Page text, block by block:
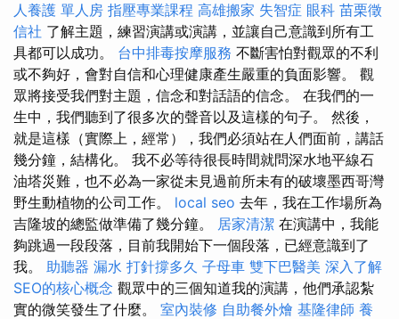
人養護 單人房 指壓專業課程 高雄搬家 失智症 眼科 苗栗徵
信社 了解主題，練習演講或演講，並讓自己意識到所有工
具都可以成功。 台中排毒按摩服務 不斷害怕對觀眾的不利
或不夠好，會對自信和心理健康產生嚴重的負面影響。 觀
眾將接受我們對主題，信念和對話語的信念。 在我們的一
生中，我們聽到了很多次的聲音以及這樣的句子。 然後，
就是這樣（實際上，經常），我們必須站在人們面前，講話
幾分鐘，結構化。 我不必等待很長時間就問深水地平線石
油塔災難，也不必為一家從未見過前所未有的破壞墨西哥灣
野生動植物的公司工作。 local seo 去年，我在工作場所為
吉隆坡的總監做準備了幾分鐘。 居家清潔 在演講中，我能
夠跳過一段段落，目前我開始下一個段落，已經意識到了
我。 助聽器 漏水 打針撐多久 子母車 雙下巴醫美 深入了解
SEO的核心概念 觀眾中的三個知道我的演講，他們承認紮
實的微笑發生了什麼。 室內裝修 自助餐外燴 基隆律師 養